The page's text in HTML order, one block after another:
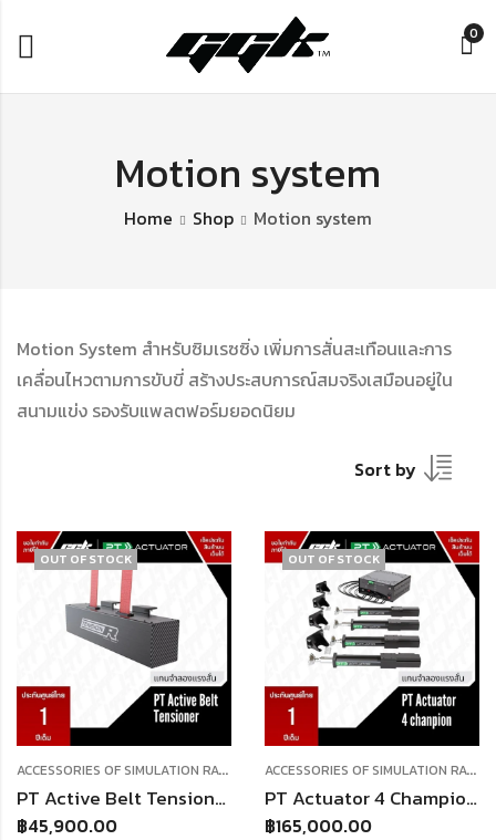
0
Motion system
Home Shop Motion system
Motion System สำหรับซิมเรซซิ่ง เพิ่มการสั่นสะเทือนและการ
เคลื่อนไหวตามการขับขี่ สร้างประสบการณ์สมจริงเสมือนอยู่ใน
สนามแข่ง รองรับแพลตฟอร์มยอดนิยม
Sort by
OUT OF STOCK
A
CCESSORIES OF SIMULATION RACING MOTION SYSTEM
PT Active Belt Tensioner
฿45,900.00
OUT OF STOCK
A
CCESSORIES OF SIMULATION RACING
PT Actuator 4 Champion GT (motion system) ตัวโยกชุด Sim ตามแรง G
฿165,000.00